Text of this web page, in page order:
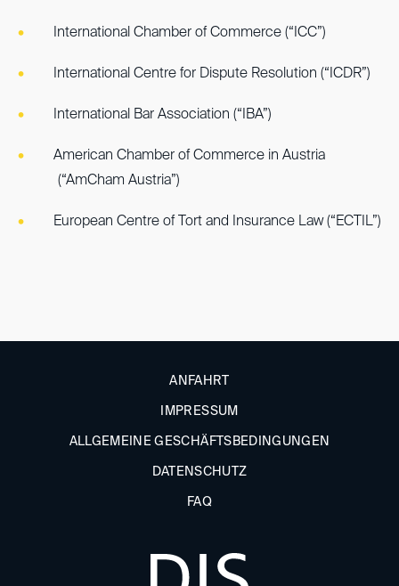
International Chamber of Commerce (“ICC”)
International Centre for Dispute Resolution (“ICDR”)
International Bar Association (“IBA”)
American Chamber of Commerce in Austria
(“AmCham Austria”)
European Centre of Tort and Insurance Law (“ECTIL”)
ANFAHRT
IMPRESSUM
ALLGEMEINE GESCHÄFTSBEDINGUNGEN
DATENSCHUTZ
FAQ